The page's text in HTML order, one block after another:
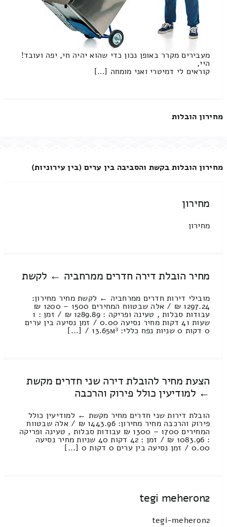
מעבירים מקרר באופן נכון כדי שהוא יהיה חי, יפה ועובד!
היי,
קוראים לי דמיטרי ואני מומחה […]
מחירון הובלות
מחירון הובלות בקשת והסביבה בין ערים (בין עירוניות)
מחירון
מחירון
מחיר הובלת דירה חדרים ממרחביה ← לקשת
מובילי דירות חדרים ממרחביה ← לקשת מחיר מחירון:
1297.24 ₪ / אלה שבטווח המחירים 1500 – 1200 ₪
עבודות סבלות , טעינה ופריקה : 1289.89 ₪ / זמן : 1
שעות 41 דקות מחיר נסיעה 0.00 / זמן נסיעה בין ערים
0 דקות 0 שניות נפח כללי: 13.65м³ / [...]
הצעת מחיר להובלת דירה שני חדרים מקשת
← למודיעין כולל פירוק והרכבה
הובלת דירות שני חדרים מחיר מקשת ← למודיעין כולל
פירוק והרכבה מחיר מחירון: 1443.96 ₪ / אלה שבטווח
המחירים 1700 – 1300 ₪ עבודות סבלות , טעינה ופריקה
: 1083.96 ₪ / זמן : 42 דקות 40 שניות מחיר נסיעה
0.00 / זמן נסיעה בין ערים 0 דקות 0 [...]
tegi meheron2
tegi-meheron2